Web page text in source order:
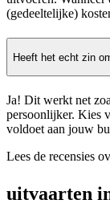
(gedeeltelijke)
Heeft het echt zin
Ja! Dit werkt net
persoonlijker. Kies
voldoet aan jouw
Lees de recensies
uitvaarten